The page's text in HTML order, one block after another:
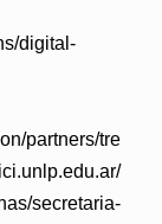
digital-
partners/tre
secretaria-